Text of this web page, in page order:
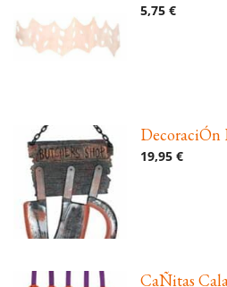
5,75 €
DecoraciÓn
19,95 €
CaÑitas